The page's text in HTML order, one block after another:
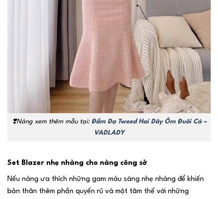
❣️Nàng xem thêm mẫu tại: Đầm Dạ Tweed Hai Dây Ôm Đuôi Cá –
VADLADY
Set Blazer nhẹ nhàng cho nàng công sở
Nếu nàng ưa thích những gam màu sáng nhẹ nhàng để khiến
bản thân thêm phần quyến rũ và một tâm thế với những